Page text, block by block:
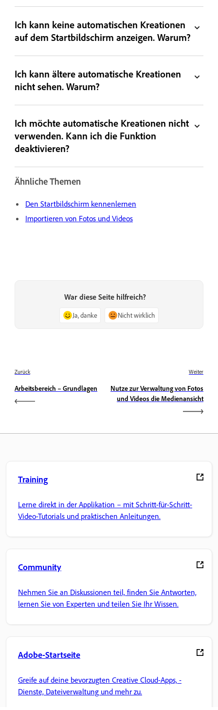
Ich kann keine automatischen Kreationen
auf dem Startbildschirm anzeigen. Warum?
Ich kann ältere automatische Kreationen
nicht sehen. Warum?
Ich möchte automatische Kreationen nicht
verwenden. Kann ich die Funktion
deaktivieren?
Ähnliche Themen
Den Startbildschirm kennenlernen
Importieren von Fotos und Videos
War diese Seite hilfreich?
Ja, danke Nicht wirklich
Zurück
Arbeitsbereich – Grundlagen
Weiter
Nutze zur Verwaltung von Fotos
und Videos die Medienansicht
Training
Lerne direkt in der Applikation – mit Schritt-für-Schritt-
Video-Tutorials und praktischen Anleitungen.
Community
Nehmen Sie an Diskussionen teil, finden Sie Antworten,
lernen Sie von Experten und teilen Sie Ihr Wissen.
Adobe-Startseite
Greife auf deine bevorzugten Creative Cloud-Apps, -
Dienste, Dateiverwaltung und mehr zu.